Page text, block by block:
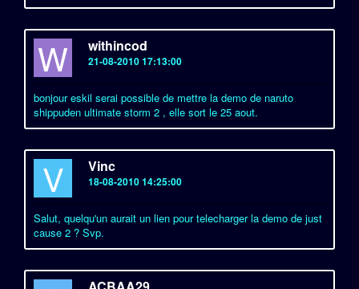
W withincod
21-08-2010 17:13:00
bonjour eskil serai possible de mettre la demo de naruto
shippuden ultimate storm 2 , elle sort le 25 aout.
V Vinc
18-08-2010 14:25:00
Salut, quelqu'un aurait un lien pour telecharger la demo de just
cause 2 ? Svp.